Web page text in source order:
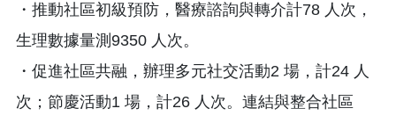
・推動社區初級預防，醫療諮詢與轉介計78 人次，
生理數據量測9350 人次。
・促進社區共融，辦理多元社交活動2 場，計24 人
次；節慶活動1 場，計26 人次。連結與整合社區